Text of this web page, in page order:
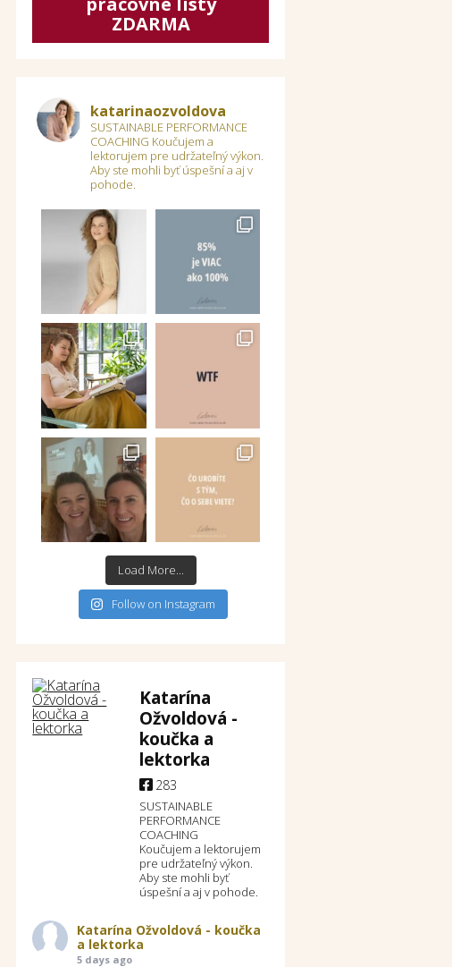
ZDARMA
katarinaozvoldova
SUSTAINABLE PERFORMANCE
COACHING Koučujem a
lektorujem pre udržateľný výkon.
Aby ste mohli byť úspešní a aj v
pohode.
Load More...
Follow on Instagram
Katarína
Ožvoldová -
koučka a
lektorka
283
SUSTAINABLE
PERFORMANCE
COACHING
Koučujem a lektorujem
pre udržateľný výkon.
Aby ste mohli byť
úspešní a aj v pohode.
Katarína Ožvoldová - koučka
a lektorka
5 days ago